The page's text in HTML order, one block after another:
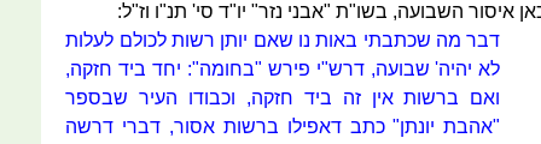
איסור השבועה, בשו"ת "אבני נזר" יו"ד סי' תנ"ו וז"ל:
דבר מה שכתבתי באות נו שאם יותן רשות לכולם לעלות
לא יהיה' שבועה, דרש"י פירש "בחומה": יחד ביד חזקה,
ואם ברשות אין זה ביד חזקה, וכבודו העיר שבספר
"אהבת יונתן" כתב דאפילו ברשות אסור, דברי דרשה